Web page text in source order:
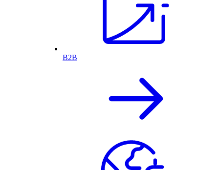
B2B